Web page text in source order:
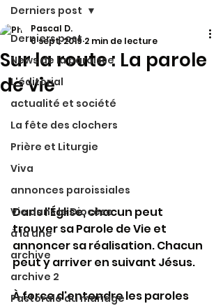
Derniers post
News de la paroisse
L'éditorial
actualité et société
La fête des clochers
Prière et Liturgie
Viva
annonces paroissiales
Vie dans le Diocèse
à la une
archive
archive 2
Pastorale du mariage
Derniers post
Sur la route : La parole
de vie
Pascal D.
6 sept. 2019 2 min de lecture
Dans l'Église, chacun peut
trouver sa Parole de Vie et
annoncer sa réalisation. Chacun
peut y arriver en suivant Jésus.
À force d'entendre les paroles